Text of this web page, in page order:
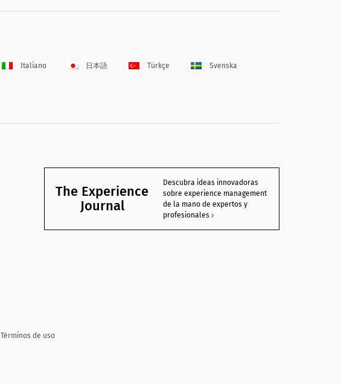
Italiano 日本語 Türkçe Svenska
The Experience
Journal
Descubra ideas innovadoras
sobre experience management
de la mano de expertos y
profesionales
Términos de uso